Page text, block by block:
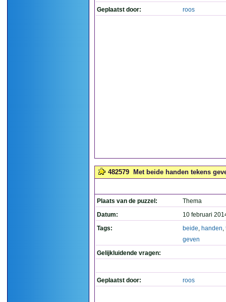
Geplaatst door: roos
482579 Met beide handen tekens
Plaats van de puzzel:
Thema
Datum:
10 februari
Tags:
beide, handen,
geven
Gelijkluidende vragen:
Geplaatst door: roos